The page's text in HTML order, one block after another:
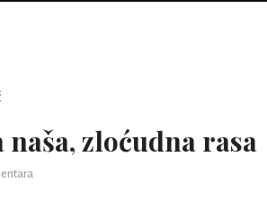
naša, zloćudna rasa